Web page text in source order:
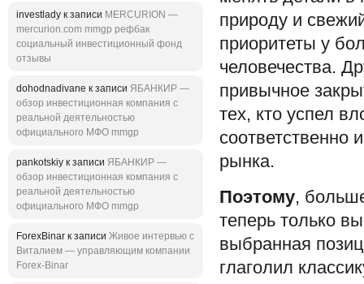
investlady к записи MERCURION —
mercurion.com mmgp рефбак
социальный инвестиционный фонд
отзывы
dohodnadivane к записи ЯБАНКИР —
обзор инвестиционная компания с
реальной деятельностью
официального МФО mmgp
pankotskiy к записи ЯБАНКИР —
обзор инвестиционная компания с
реальной деятельностью
официального МФО mmgp
ForexBinar к записи Живое интервью с
Виталием — управляющим компании
Forex-Binar
природу и
приоритеты у
человечества.
привычное
тех, кто успел
соответственно
рынка.
Поэтому,
теперь только
выбранная
глаголил